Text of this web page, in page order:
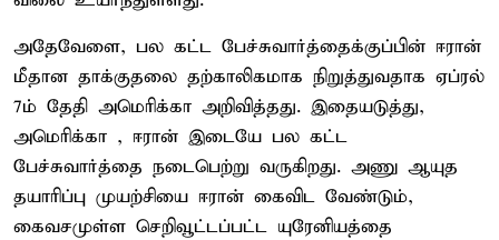
அதேவேளை, பல கட்ட பேச்சுவார்த்தைக்குப்பின் ஈரான்
மீதான தாக்குதலை தற்காலிகமாக நிறுத்துவதாக ஏப்ரல்
7ம் தேதி அமெரிக்கா அறிவித்தது. இதையடுத்து,
அமெரிக்கா , ஈரான் இடையே பல கட்ட
பேச்சுவார்த்தை நடைபெற்று வருகிறது. அணு ஆயுத
தயாரிப்பு முயற்சியை ஈரான் கைவிட வேண்டும்,
கைவசமுள்ள செறிவூட்டப்பட்ட யுரேனியத்தை